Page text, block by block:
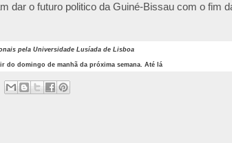
dar o futuro politico da Guiné-Bissau com o fim
pela Universidade Lusíada de Lisboa
do domingo de manhã da próxima semana. Até lá